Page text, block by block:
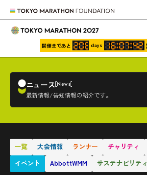
開催まであと days
ニュース News
最新情報/告知情報の紹介です。
一覧 大会情報 ランナー チャリティ
イベント
AbbottWMM サステナビリティ